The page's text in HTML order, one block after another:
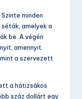
minden
amelyek a
be. A végén
amennyit
a szervezett
a hátizsákos
száz dollárt egy